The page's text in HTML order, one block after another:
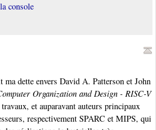
console
ma dette envers David A. Patterson et John
Organization and Design - RISC-V
et auparavant auteurs principaux
respectivement SPARC et MIPS, qui